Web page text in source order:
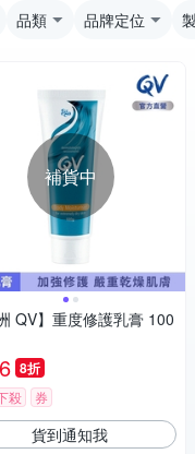
品類 品牌定位
補貨中
QV】重度修護乳膏 100
8折
殺 券
貨到通知我